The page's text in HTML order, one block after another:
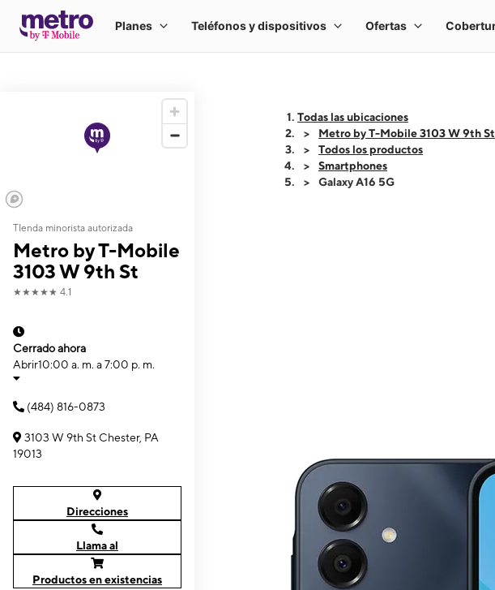
TIenda minorista autorizada
Metro by T-Mobile
3103 W 9th St
★★★★★ 4.1
Cerrado ahora
Abrir10:00 a. m. a 7:00 p. m.
(484) 816-0873
3103 W 9th St Chester, PA
19013
Direcciones
Llama al
Productos en existencias
Todas las ubicaciones
Metro by T-Mobile 3103 W 9th St
Todos los productos
Smartphones
Galaxy A16 5G